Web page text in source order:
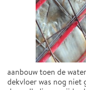
aanbouw toen de
dekvloer was nog niet